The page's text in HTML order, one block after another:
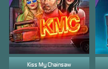
Kiss My Chainsaw